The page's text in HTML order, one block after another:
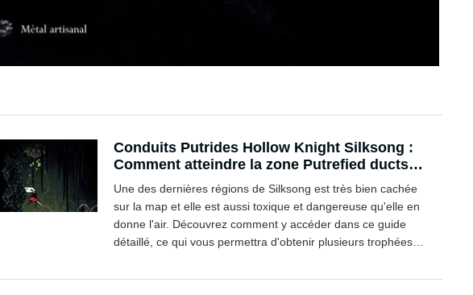
Conduits Putrides Hollow Knight Silksong :
Comment atteindre la zone Putrefied ducts et
trouver sa carte ?
Une des dernières régions de Silksong est très bien cachée
sur la map et elle est aussi toxique et dangereuse qu'elle en
donne l'air. Découvrez comment y accéder dans ce guide
détaillé, ce qui vous permettra d'obtenir plusieurs trophées et